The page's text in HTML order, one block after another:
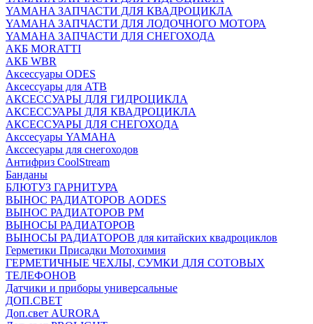
YAMAHA ЗАПЧАСТИ ДЛЯ КВАДРОЦИКЛА
YAMAHA ЗАПЧАСТИ ДЛЯ ЛОДОЧНОГО МОТОРА
YAMAHA ЗАПЧАСТИ ДЛЯ СНЕГОХОДА
АКБ MORATTI
АКБ WBR
Аксессуары ODES
Аксессуары для АТВ
АКСЕССУАРЫ ДЛЯ ГИДРОЦИКЛА
АКСЕССУАРЫ ДЛЯ КВАДРОЦИКЛА
АКСЕССУАРЫ ДЛЯ СНЕГОХОДА
Акссесуары YAMAHA
Акссесуары для снегоходов
Антифриз CoolStream
Банданы
БЛЮТУЗ ГАРНИТУРА
ВЫНОС РАДИАТОРОВ AODES
ВЫНОС РАДИАТОРОВ РМ
ВЫНОСЫ РАДИАТОРОВ
ВЫНОСЫ РАДИАТОРОВ для китайских квадроциклов
Герметики Присадки Мотохимия
ГЕРМЕТИЧНЫЕ ЧЕХЛЫ, СУМКИ ДЛЯ СОТОВЫХ
ТЕЛЕФОНОВ
Датчики и приборы универсальные
ДОП.СВЕТ
Доп.свет AURORA